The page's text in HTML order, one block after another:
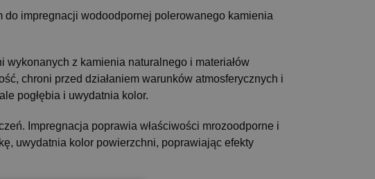
impregnacji wodoodpornej polerowanego kamienia
z kamienia naturalnego i materiałów
chroni przed działaniem warunków atmosferycznych i
pogłębia i uwydatnia kolor.
Impregnacja poprawia właściwości mrozoodporne i
uwydatnia kolor powierzchni, poprawiając efekty